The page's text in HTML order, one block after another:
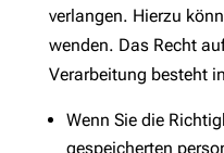
verlangen. Hierzu
wenden. Das Recht
Verarbeitung besteht
Wenn Sie die
gespeicherten